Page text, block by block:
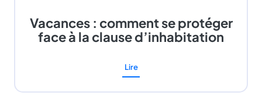
Vacances : comment se protéger
face à la clause d’inhabitation
Lire